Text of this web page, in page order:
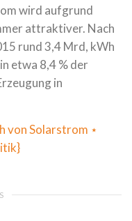
wird aufgrund
attraktiver. Nach
rund 3,4 Mrd, kWh
etwa 8,4 % der
in
von Solarstrom ⋆